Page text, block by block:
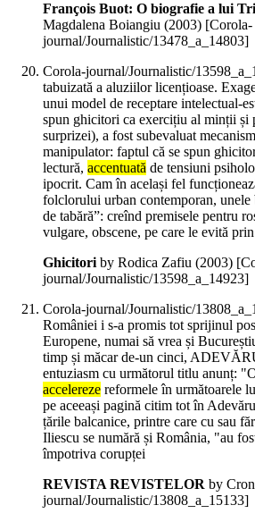
François Buot: O biografie a lui
Magdalena Boiangiu (2003) [Corola-
journal/Journalistic/13478_a_14803]
Corola-journal/Journalistic/
tabuizată a aluziilor licențioase.
unui model de receptare intelectual-
spun ghicitori ca exercițiu al minții și
surprizei), a fost subevaluat
manipulator: faptul că se spun
lectură, accentuată de tensiuni
ipocrit. Cam în același fel
folclorului urban contemporan, unele
de tabără”: creînd premisele pentru
vulgare, obscene, pe care le evită
Ghicitoriby Rodica Zafiu (2003)
journal/Journalistic/13598_a_14923]
Corola-journal/Journalistic/
României i s-a promis tot sprijinul
Europene, numai să vrea și
timp și măcar de-un cinci,
entuziasm cu următorul titlu anunț:
accelereze reformele în următoarele
pe aceeași pagină citim tot în
țările balcanice, printre care cu sau
Iliescu se numără și România, "au
împotriva corupței
REVISTA REVISTELOR by
journal/Journalistic/13808_a_15133]